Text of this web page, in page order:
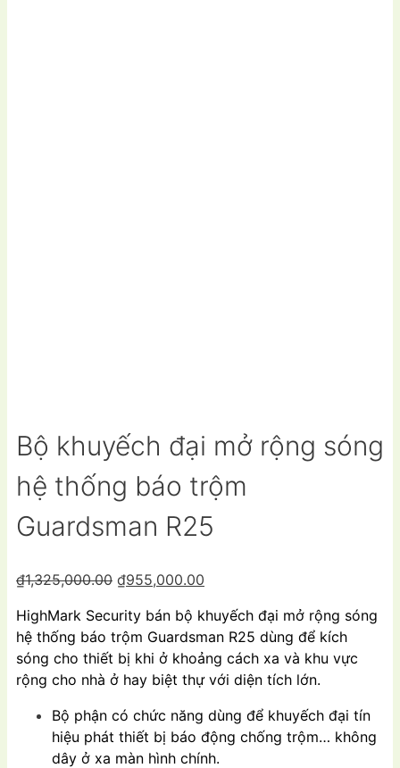
Bộ khuyếch đại mở rộng sóng
hệ thống báo trộm
Guardsman R25
₫1,325,000.00 Giá
là:
₫1,325,000.00.
₫955,000.00
tại
là:
₫955,000.00.
HighMark Security bán bộ khuyếch đại mở rộng sóng
hệ thống báo trộm Guardsman R25 dùng để kích
sóng cho thiết bị khi ở khoảng cách xa và khu vực
rộng cho nhà ở hay biệt thự với diện tích lớn.
Bộ phận có chức năng dùng để khuyếch đại tín
hiệu phát thiết bị báo động chống trộm… không
dây ở xa màn hình chính.